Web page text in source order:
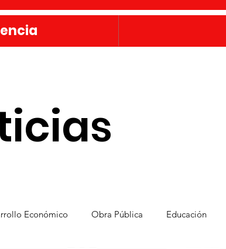
Económico Obra Pública Educación